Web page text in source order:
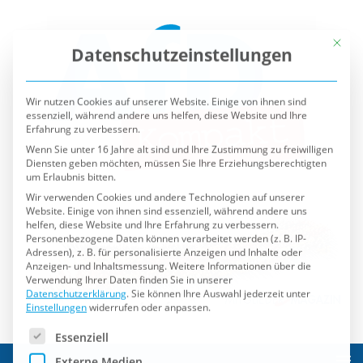
Wir nutzen Cookies auf unserer Website. Einige von ihnen sind
essenziell, während andere uns helfen, diese Website und Ihre
Erfahrung zu verbessern.
Wenn Sie unter 16 Jahre alt sind und Ihre Zustimmung zu freiwilligen
Diensten geben möchten, müssen Sie Ihre Erziehungsberechtigten
um Erlaubnis bitten.
Wir verwenden Cookies und andere Technologien auf unserer
Website. Einige von ihnen sind essenziell, während andere uns
helfen, diese Website und Ihre Erfahrung zu verbessern.
Personenbezogene Daten können verarbeitet werden (z. B. IP-
Adressen), z. B. für personalisierte Anzeigen und Inhalte oder
Anzeigen- und Inhaltsmessung.Weitere Informationen über die
Verwendung Ihrer Daten finden Sie in unserer
Datenschutzerklärung. Sie können Ihre Auswahl jederzeit unter
Einstellungenwiderrufen oder anpassen.
Es folgt eine Liste der Service-Gruppen, für die eine
Externe Medien